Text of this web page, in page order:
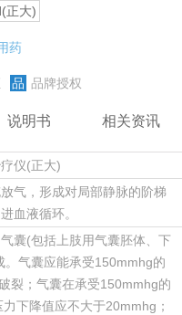
正大)
药
品 品牌授权
说明书 相关资讯
仪(正大)
气，形成对局部静脉的阶梯
血液循环。
囊(包括上肢用气囊胚体、下
。气囊应能承受150mmhg的
裂；气囊在承受150mmhg的
下降值应不大于20mmhg；